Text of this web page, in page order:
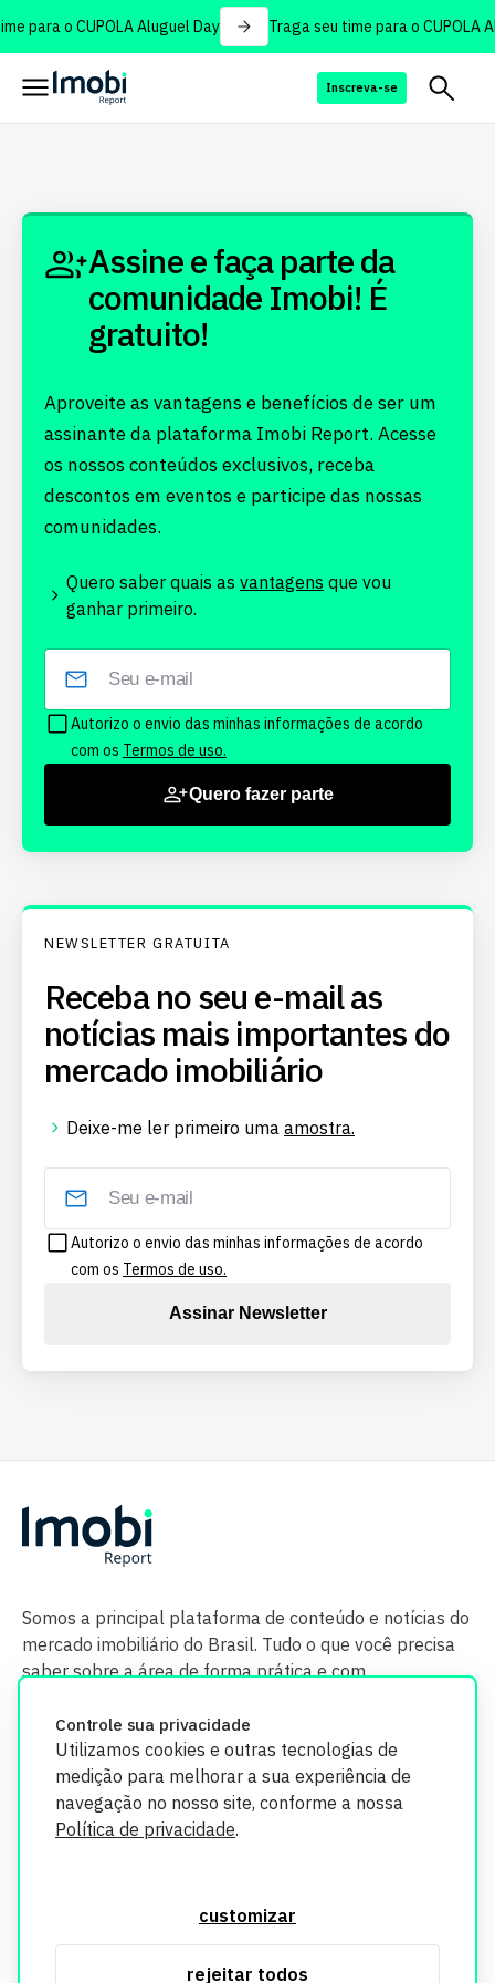
para o CUPOLA Aluguel Day Traga seu time para o CUPOLA
Inscreva-se
Controle sua privacidade
Utilizamos cookies e outras tecnologias de
medição para melhorar a sua experiência de
navegação no nosso site, conforme a nossa
Política de privacidade.
customizar
rejeitar todos
Assine e faça parte da
comunidade Imobi! É
gratuito!
Aproveite as vantagens e benefícios de ser um
assinante da plataforma Imobi Report. Acesse
os nossos conteúdos exclusivos, receba
descontos em eventos e participe das nossas
comunidades.
Quero saber quais as vantagens que vou
ganhar primeiro.
Autorizo o envio das minhas informações de acordo
com os Termos de uso.
Quero fazer parte
NEWSLETTER GRATUITA
Receba no seu e-mail as
notícias mais importantes do
mercado imobiliário
Deixe-me ler primeiro uma amostra.
Autorizo o envio das minhas informações de acordo
com os Termos de uso.
Assinar Newsletter
Somos a principal plataforma de conteúdo e notícias do
mercado imobiliário do Brasil. Tudo o que você precisa
saber sobre a área de forma prática e com
segurança. Todos os dados coletados em nosso site são
utilizados exclusivamente para fins de aprimoramento de
informações, consulte nossa Política de Privacidade.